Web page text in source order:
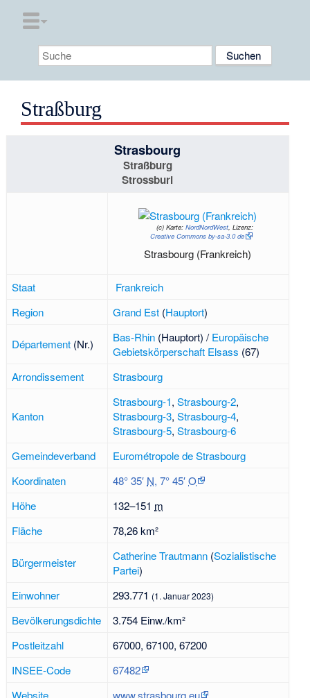
Straßburg
Strasbourg
Straßburg
Strossburi
(c)Karte:NordNordWest, Lizenz:
Creative Commons by-sa-3.0 de
Strasbourg (Frankreich)
Staat
Frankreich
Region
Grand Est (Hauptort)
Département (Nr.) Bas-Rhin (Hauptort) /Europäische
Gebietskörperschaft Elsass (67)
Arrondissement
Strasbourg
Kanton
Strasbourg-1,Strasbourg-2,
Strasbourg-3,Strasbourg-4,
Strasbourg-5,Strasbourg-6
Gemeindeverband
Eurométropole de Strasbourg
Koordinaten
48° 35′ N,7° 45′O
Höhe
132–151 m
Fläche
78,26 km²
Bürgermeister Catherine Trautmann (Sozialistische
Partei)
Einwohner
293.771 (1. Januar 2023)
Bevölkerungsdichte
3.754 Einw./km²
Postleitzahl
67000, 67100, 67200
INSEE-Code
67482